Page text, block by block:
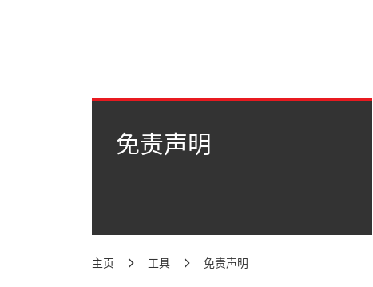
免责声明
主页 工具 免责声明